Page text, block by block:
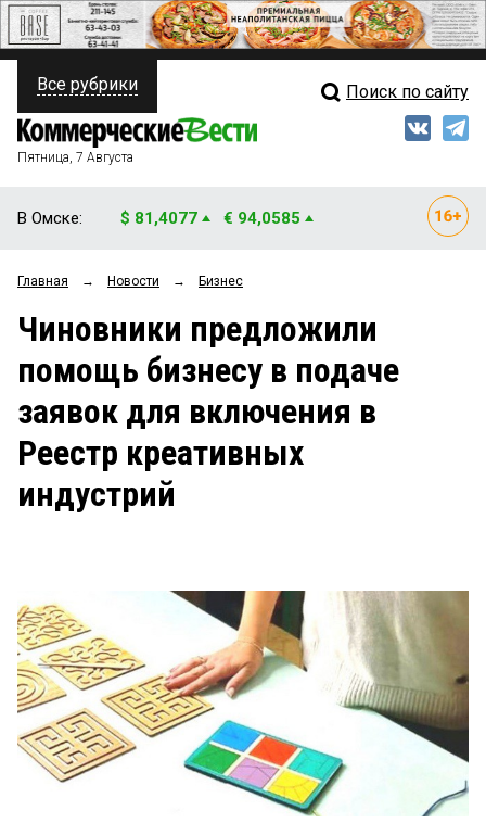
ПОЛИТИКА
ФИНАНСЫ
ОБЩЕСТВО
ЗАКОН
НОВОСТИ КОМПАНИЙ
СТИЛЬ ЖИЗНИ
Свежий выпуск
Рейтинги
Блоги
Архив
Все рубрики Поиск по сайту
Пятница, 7 Августа
В Омске: $ 81,4077 € 94,0585
Главная → Новости → Бизнес
Чиновники предложили
помощь бизнесу в подаче
заявок для включения в
Реестр креативных
индустрий